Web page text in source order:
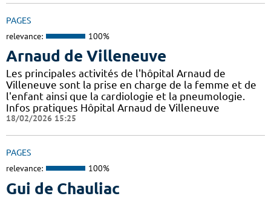
PAGES
relevance: 100%
Arnaud de Villeneuve
Les principales activités de l'hôpital Arnaud de
Villeneuve sont la prise en charge de la femme et de
l'enfant ainsi que la cardiologie et la pneumologie.
Infos pratiques Hôpital Arnaud de Villeneuve
18/02/2026 15:25
PAGES
relevance: 100%
Gui de Chauliac